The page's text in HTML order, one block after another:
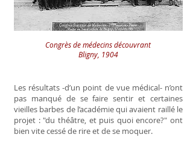
Congrès de médecins découvrant
Bligny, 1904
Les résultats -d’un point de vue médical- n’ont
pas manqué de se faire sentir et certaines
vieilles barbes de l’académie qui avaient raillé le
projet : "du théâtre, et puis quoi encore?" ont
bien vite cessé de rire et de se moquer.